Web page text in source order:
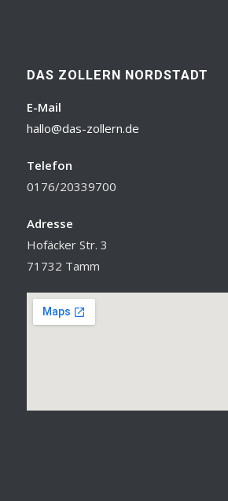
DAS ZOLLERN NORDSTADT
E-Mail
hallo@das-zollern.de
Telefon
0176/20339700
Adresse
Hofäcker Str. 3
71732 Tamm